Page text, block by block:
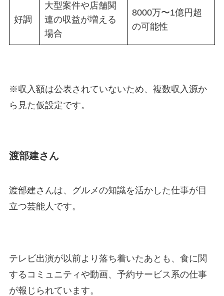
好調
大型案件や店舗関
連の収益が増える
場合
8000万〜1億円超
の可能性
※収入額は公表されていないため、複数収入源か
ら見た仮設定です。
渡部建さん
渡部建さんは、グルメの知識を活かした仕事が目
立つ芸能人です。
テレビ出演が以前より落ち着いたあとも、食に関
するコミュニティや動画、予約サービス系の仕事
が報じられています。